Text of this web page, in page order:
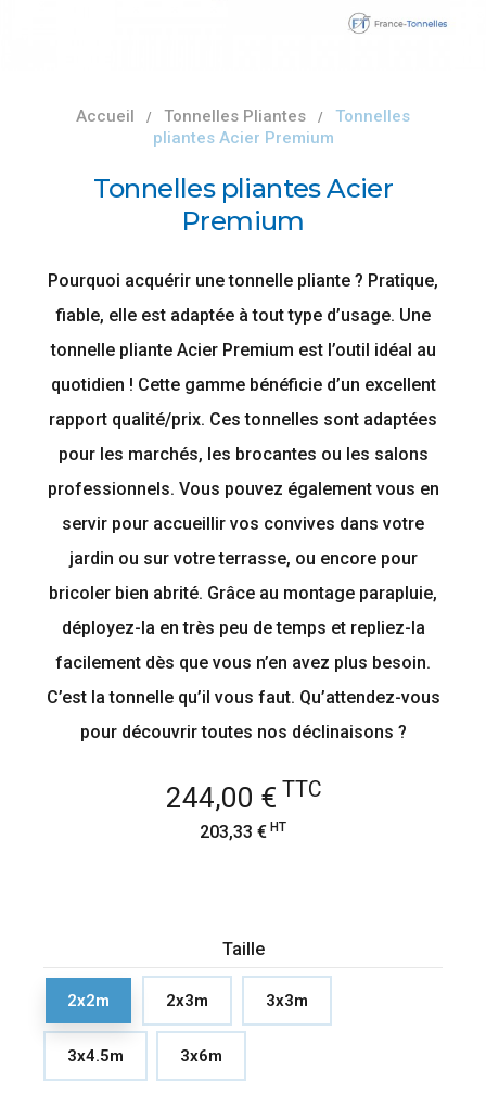
Accueil Tonnelles Pliantes
Tonnelles
pliantes Acier Premium
Tonnelles pliantes Acier
Premium
Pourquoi acquérir une tonnelle pliante ? Pratique,
fiable, elle est adaptée à tout type d’usage. Une
tonnelle pliante Acier Premium est l’outil idéal au
quotidien ! Cette gamme bénéficie d’un excellent
rapport qualité/prix. Ces tonnelles sont adaptées
pour les marchés, les brocantes ou les salons
professionnels. Vous pouvez également vous en
servir pour accueillir vos convives dans votre
jardin ou sur votre terrasse, ou encore pour
bricoler bien abrité. Grâce au montage parapluie,
déployez-la en très peu de temps et repliez-la
facilement dès que vous n’en avez plus besoin.
C’est la tonnelle qu’il vous faut. Qu’attendez-vous
pour découvrir toutes nos déclinaisons ?
244,00 € TTC
203,33 € HT
Taille
2x2m 2x3m 3x3m
3x4.5m 3x6m